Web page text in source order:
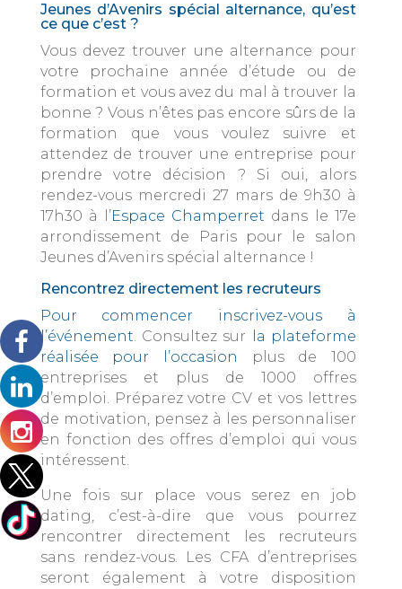
Jeunes d’Avenirs spécial alternance, qu’est
ce que c’est ?
Vous devez trouver une alternance pour
votre prochaine année d’étude ou de
formation et vous avez du mal à trouver la
bonne ? Vous n’êtes pas encore sûrs de la
formation que vous voulez suivre et
attendez de trouver une entreprise pour
prendre votre décision ? Si oui, alors
rendez-vous mercredi 27 mars de 9h30 à
17h30 à l’Espace Champerret dans le 17e
arrondissement de Paris pour le salon
Jeunes d’Avenirs spécial alternance !
Rencontrez directement les recruteurs
Pour commencer inscrivez-vous à
l’événement. Consultez sur
la plateforme
réalisée pour l’occasion
plus de 100
entreprises et plus de 1000 offres
d’emploi. Préparez votre CV et vos lettres
de motivation, pensez à les personnaliser
en fonction des offres d’emploi qui vous
intéressent.
Une fois sur place vous serez en job
dating, c’est-à-dire que vous pourrez
rencontrer directement les recruteurs
sans rendez-vous. Les CFA d’entreprises
seront également à votre disposition